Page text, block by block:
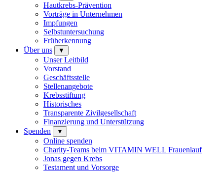
Hautkrebs-Prävention
Vorträge in Unternehmen
Impfungen
Selbstuntersuchung
Früherkennung
Über uns
▼
Unser Leitbild
Vorstand
Geschäftsstelle
Stellenangebote
Krebsstiftung
Historisches
Transparente Zivilgesellschaft
Finanzierung und Unterstützung
Spenden
▼
Online spenden
Charity-Teams beim VITAMIN WELL Frauenlauf
Jonas gegen Krebs
Testament und Vorsorge